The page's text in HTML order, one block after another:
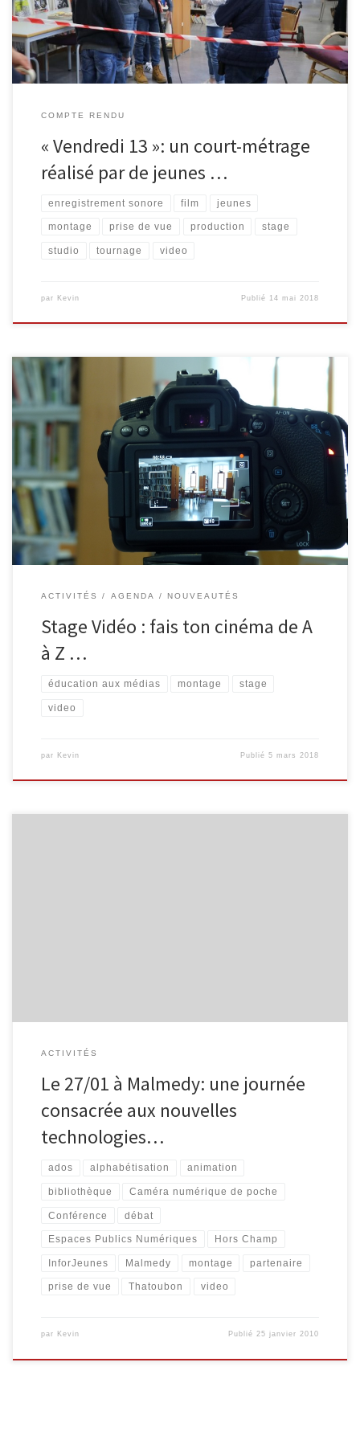
[…]
COMPTE RENDU
« Vendredi 13 »: un court-métrage
réalisé par de jeunes …
enregistrement sonore film jeunes
montage prise de vue production stage
studio tournage video
par Kevin Publié 14 mai 2018
Rendez-vous à l’EPN de Malmedy, du 09 au 13 avril, pour
participer à un stage vidéo. Réalise un court-métrage en équipe
avec du matériel quasi professionnel. De la création du scénario à
la diffusion, découvre les différentes phases de la réalisation
vidéo (prise de vue, montage…) et laisse libre cours […]
ACTIVITÉS AGENDA NOUVEAUTÉS
Stage Vidéo : fais ton cinéma de A
à Z …
éducation aux médias montage stage
video
par Kevin Publié5 mars 2018
ACTIVITÉS
Le 27/01 à Malmedy: une journée
consacrée aux nouvelles
technologies…
ados alphabétisation animation
bibliothèque Caméra numérique de poche
Conférence débat
Espaces Publics Numériques Hors Champ
InforJeunes Malmedy montage partenaire
prise de vue Thatoubon video
par Kevin Publié 25 janvier 2010